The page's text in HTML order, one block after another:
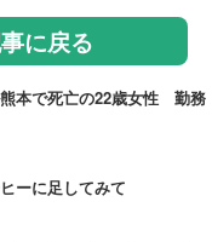
に戻る
本で死亡の22歳女性 勤務
ーに足してみて